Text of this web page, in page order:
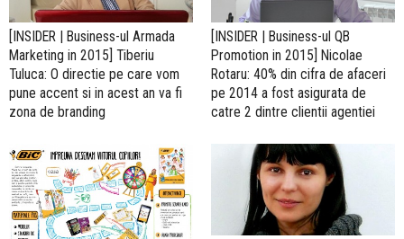
[INSIDER | Business-ul Armada
Marketing in 2015] Tiberiu
Tuluca: O directie pe care vom
pune accent si in acest an va fi
zona de branding
[INSIDER | Business-ul QB
Promotion in 2015] Nicolae
Rotaru: 40% din cifra de afaceri
pe 2014 a fost asigurata de
catre 2 dintre clientii agentiei